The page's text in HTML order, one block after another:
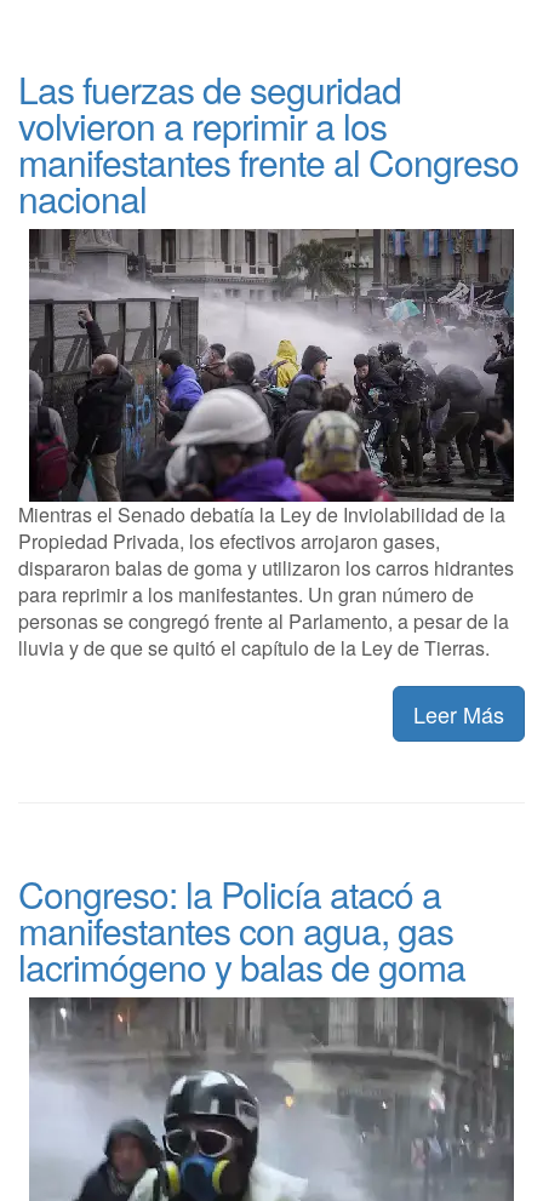
Las fuerzas de seguridad
volvieron a reprimir a los
manifestantes frente al Congreso
nacional
Mientras el Senado debatía la Ley de Inviolabilidad de la
Propiedad Privada, los efectivos arrojaron gases,
dispararon balas de goma y utilizaron los carros hidrantes
para reprimir a los manifestantes. Un gran número de
personas se congregó frente al Parlamento, a pesar de la
lluvia y de que se quitó el capítulo de la Ley de Tierras.
Leer Más
Congreso: la Policía atacó a
manifestantes con agua, gas
lacrimógeno y balas de goma